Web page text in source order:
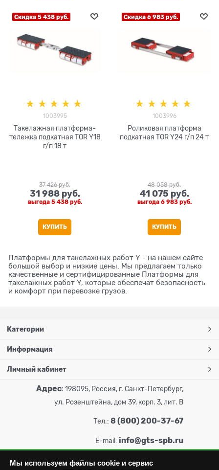
Скидка 5 438 руб.
1003995
Такелажная платформа-
тележка подкатная TOR Y18
г/п 18 т
37 426 руб.
31 988 руб.
выгода 5 438 руб.
КУПИТЬ
Скидка 6 983 руб.
1003996
Роликовая платформа
подкатная TOR Y24 г/п 24 т
48 058 руб.
41 075 руб.
выгода 6 983 руб.
КУПИТЬ
Платформы для такелажных работ Y - на нашем сайте
большой выбор и низкие цены. Мы предлагаем только
качественные и сертифицированные Платформы для
такелажных работ Y, которые обеспечат безопасность
и комфорт при перевозке грузов.
Категории
Информация
Личный кабинет
Адрес: 198095, Россия, г. Санкт-Петербург,
ул. Розенштейна, дом 39, корп. 3, лит. В
Тел.: 8 (800) 200-37-67
E-mail: info@gts-spb.ru
Мы используем файлы cookie и сервис